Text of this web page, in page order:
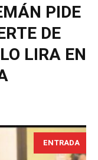
PIDE
DE
LIRA EN
ENTRADA